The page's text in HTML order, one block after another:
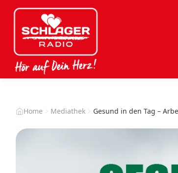
Home Mediathek Gesund in den Tag –